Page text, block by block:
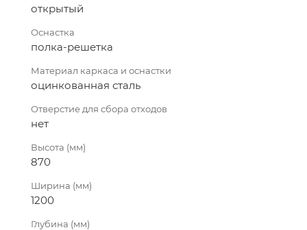
открытый
Оснастка
полка-решетка
Материал каркаса и оснастки
оцинкованная сталь
Отверстие для сбора отходов
нет
Высота (мм)
870
Ширина (мм)
1200
Глубина (мм)